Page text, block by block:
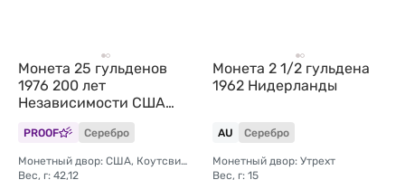
Монета 25 гульденов
1976 200 лет
Независимости США
Нидерландские
Антильские острова
PROOF Серебро
Монетный двор: США, Коутсвил (Franklin Mint)
Вес, г: 42,12
Монета 2 1/2 гульдена
1962 Нидерланды
AU Серебро
Монетный двор: Утрехт
Вес, г: 15